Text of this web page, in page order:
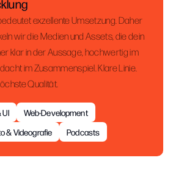
exzellente Umsetzung. Daher
wir die Medien und Assets, die dein
klar in der Aussage, hochwertig im
im Zusammenspiel. Klare Linie.
Qualität.
UI
Web-Development
& Videografie Podcasts